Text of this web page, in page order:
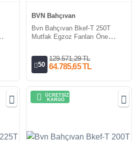
BVN Bahçıvan
Bvn Bahçıvan Bkef-T 250T
Mutfak Egzoz Fanları Öne
50
129.571,29 TL
64.785,65 TL
ÜCRETSİZ
KARGO